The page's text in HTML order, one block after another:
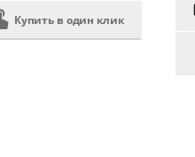
Купить в один клик